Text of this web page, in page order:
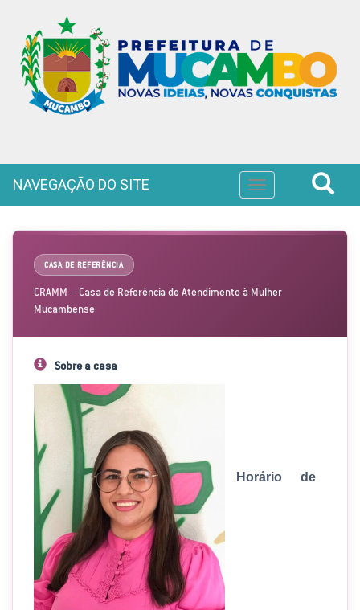
Toggle
navigation
NAVEGAÇÃO DO SITE
CASA DE REFERÊNCIA
CRAMM – Casa de Referência de Atendimento à Mulher
Mucambense
Sobre a casa
Horário de